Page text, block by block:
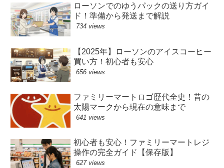
ローソンでのゆうパックの送り方ガイ
ド！準備から発送まで解説
734 views
【2025年】ローソンのアイスコーヒー
買い方！初心者も安心
656 views
ファミリーマートロゴ歴代全史！昔の
太陽マークから現在の意味まで
641 views
初心者も安心！ファミリーマートレジ
操作の完全ガイド【保存版】
627 views